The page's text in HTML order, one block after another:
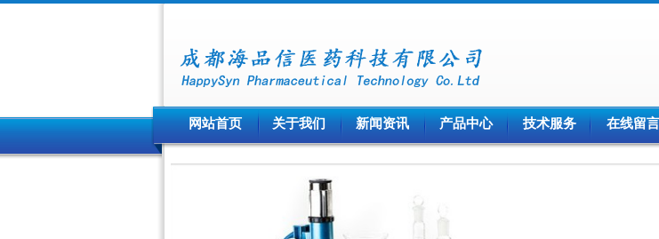
网站首页 关于我们 新闻资讯 产品中心 技术服务 在线留言